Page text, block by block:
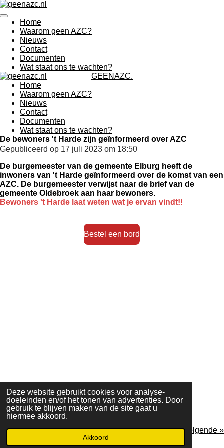
Deze website gebruikt cookies voor analyse-
doeleinden en/of het tonen van advertenties. Door
gebruik te blijven maken van de site gaat u
hiermee akkoord.
Akkoord
Ga
direct
naar
de
hoofdinhoud
Home
Waarom geen AZC?
Nieuws
Contact
Documenten
Wat staat ons te wachten?
GEENAZC.
Home
Waarom geen AZC?
Nieuws
Contact
Documenten
Wat staat ons te wachten?
De bewoners 't Harde zijn geïnformeerd over AZC
Gepubliceerd op 17 juli 2023 om 18:50
De burgemeester van de gemeente Elburg heeft de
inwoners van 't Harde geïnformeerd over de komst van een
AZC. De burgemeester verwijst naar de brief van de
gemeente Oldebroek aan haar bewoners.
Bewoners 't Harde laat weten wat je ervan vindt!!
Bestel een bord
Klik op foto
Vorige Volgende »
© 2023 - 2026 geenazc.nl